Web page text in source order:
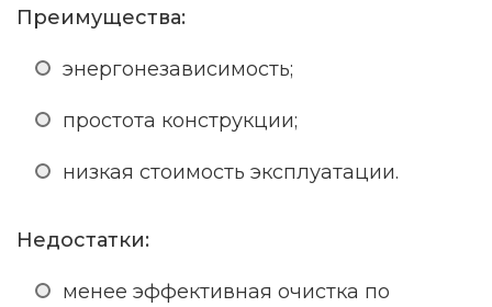
Преимущества:
энергонезависимость;
простота конструкции;
низкая стоимость эксплуатации.
Недостатки:
менее эффективная очистка по